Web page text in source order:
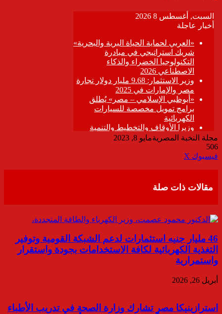
مجلة النخبة المصريةمايو 8, 2023
506
فيسبوك ‫X
مقالات ذات صلة
46 مليار جنيه استثمارات لدعم الشبكة القومية وتوفير
التغذية الكهربائية لكافة الاستخدامات بجودة واستقرار
واستمرارية
أبريل 26, 2026
استرازينيكا مصر تشارك وزارة الصحة في تدريب الأطباء